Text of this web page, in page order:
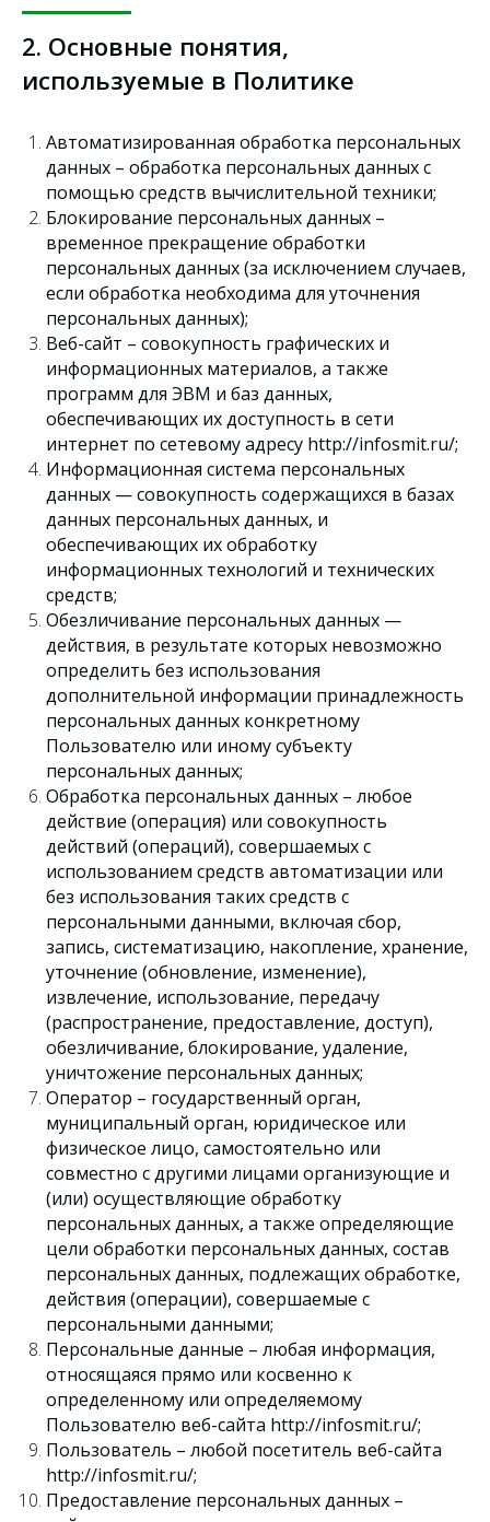
2. Основные понятия,
используемые в Политике
Автоматизированная обработка персональных
данных – обработка персональных данных с
помощью средств вычислительной техники;
Блокирование персональных данных –
временное прекращение обработки
персональных данных (за исключением случаев,
если обработка необходима для уточнения
персональных данных);
Веб-сайт – совокупность графических и
информационных материалов, а также
программ для ЭВМ и баз данных,
обеспечивающих их доступность в сети
интернет по сетевому адресу http://infosmit.ru/;
Информационная система персональных
данных — совокупность содержащихся в базах
данных персональных данных, и
обеспечивающих их обработку
информационных технологий и технических
средств;
Обезличивание персональных данных —
действия, в результате которых невозможно
определить без использования
дополнительной информации принадлежность
персональных данных конкретному
Пользователю или иному субъекту
персональных данных;
Обработка персональных данных – любое
действие (операция) или совокупность
действий (операций), совершаемых с
использованием средств автоматизации или
без использования таких средств с
персональными данными, включая сбор,
запись, систематизацию, накопление, хранение,
уточнение (обновление, изменение),
извлечение, использование, передачу
(распространение, предоставление, доступ),
обезличивание, блокирование, удаление,
уничтожение персональных данных;
Оператор – государственный орган,
муниципальный орган, юридическое или
физическое лицо, самостоятельно или
совместно с другими лицами организующие и
(или) осуществляющие обработку
персональных данных, а также определяющие
цели обработки персональных данных, состав
персональных данных, подлежащих обработке,
действия (операции), совершаемые с
персональными данными;
Персональные данные – любая информация,
относящаяся прямо или косвенно к
определенному или определяемому
Пользователю веб-сайта http://infosmit.ru/;
Пользователь – любой посетитель веб-сайта
http://infosmit.ru/;
Предоставление персональных данных –